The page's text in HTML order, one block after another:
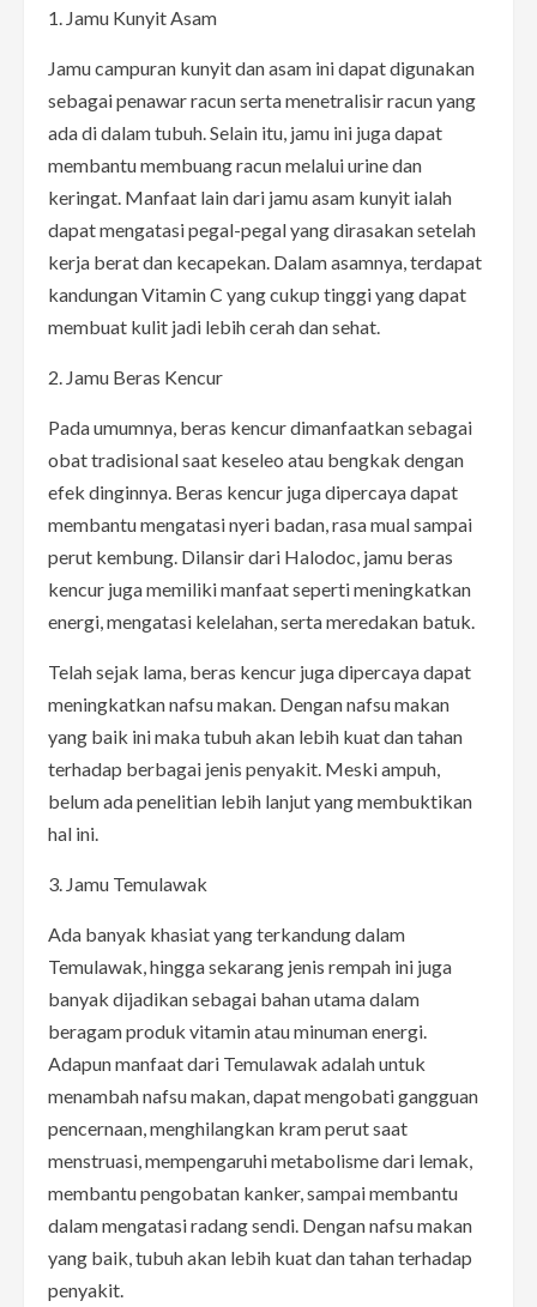
1. Jamu Kunyit Asam
Jamu campuran kunyit dan asam ini dapat digunakan
sebagai penawar racun serta menetralisir racun yang
ada di dalam tubuh. Selain itu, jamu ini juga dapat
membantu membuang racun melalui urine dan
keringat. Manfaat lain dari jamu asam kunyit ialah
dapat mengatasi pegal-pegal yang dirasakan setelah
kerja berat dan kecapekan. Dalam asamnya, terdapat
kandungan Vitamin C yang cukup tinggi yang dapat
membuat kulit jadi lebih cerah dan sehat.
2. Jamu Beras Kencur
Pada umumnya, beras kencur dimanfaatkan sebagai
obat tradisional saat keseleo atau bengkak dengan
efek dinginnya. Beras kencur juga dipercaya dapat
membantu mengatasi nyeri badan, rasa mual sampai
perut kembung. Dilansir dari Halodoc, jamu beras
kencur juga memiliki manfaat seperti meningkatkan
energi, mengatasi kelelahan, serta meredakan batuk.
Telah sejak lama, beras kencur juga dipercaya dapat
meningkatkan nafsu makan. Dengan nafsu makan
yang baik ini maka tubuh akan lebih kuat dan tahan
terhadap berbagai jenis penyakit. Meski ampuh,
belum ada penelitian lebih lanjut yang membuktikan
hal ini.
3. Jamu Temulawak
Ada banyak khasiat yang terkandung dalam
Temulawak, hingga sekarang jenis rempah ini juga
banyak dijadikan sebagai bahan utama dalam
beragam produk vitamin atau minuman energi.
Adapun manfaat dari Temulawak adalah untuk
menambah nafsu makan, dapat mengobati gangguan
pencernaan, menghilangkan kram perut saat
menstruasi, mempengaruhi metabolisme dari lemak,
membantu pengobatan kanker, sampai membantu
dalam mengatasi radang sendi. Dengan nafsu makan
yang baik, tubuh akan lebih kuat dan tahan terhadap
penyakit.